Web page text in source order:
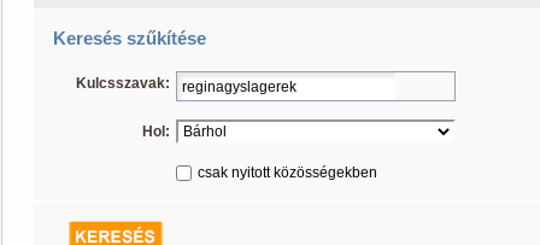
Keresés szűkítése
Kulcsszavak:
Hol:
csak nyitott közösségekben